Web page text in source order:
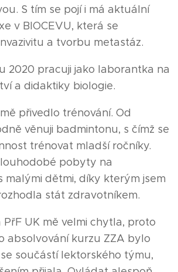
S tím se pojí i má aktuální
v BIOCEVU, která se
a tvorbu metastáz.
2020 pracuji jako laborantka na
a didaktiky biologie.
přivedlo trénování. Od
věnuji badmintonu, s čímž se
trénovat mladší ročníky.
pobyty na
malými dětmi, díky kterým jsem
stát zdravotníkem.
PřF UK mě velmi chytla, proto
absolvování kurzu ZZA bylo
součástí lektorského týmu,